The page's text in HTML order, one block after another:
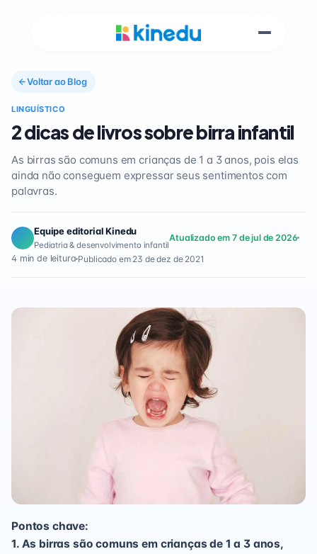
Voltar ao Blog
LINGUÍSTICO
2 dicas de livros sobre birra infantil
As birras são comuns em crianças de 1 a 3 anos, pois elas
ainda não conseguem expressar seus sentimentos com
palavras.
Equipe editorial Kinedu
Pediatria & desenvolvimento infantil
Atualizado em 7 de jul de 2026
4 min de leitura Publicado em 23 de dez de 2021
Pontos chave:
1. As birras são comuns em crianças de 1 a 3 anos,